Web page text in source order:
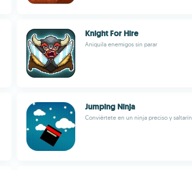
Knight For Hire
Aniquila enemigos sin parar
Jumping Ninja
Conviértete en un ninja preciso y saltarín